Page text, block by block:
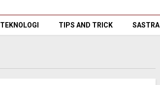
TEKNOLOGI TIPS AND TRICK SASTRA